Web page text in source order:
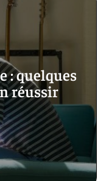
: quelques
réussir